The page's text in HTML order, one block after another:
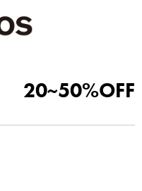
20~50%OFF